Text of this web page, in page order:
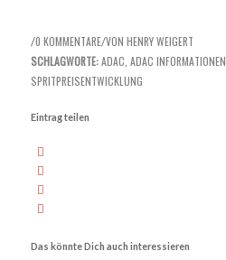
/0 KOMMENTARE/VON HENRY WEIGERT
SCHLAGWORTE: ADAC ADAC INFORMATIONEN
SPRITPREISENTWICKLUNG
Eintrag teilen
Das könnte Dich auch interessieren